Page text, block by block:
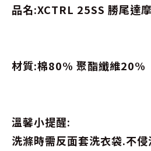
品名:XCTRL 25SS 勝尾達
材質:棉80% 聚酯纖維20%
溫馨小提醒:
洗滌時需反面套洗衣袋.不